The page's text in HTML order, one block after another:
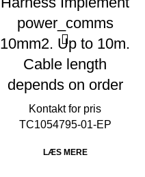
power_comms
10mm2. Up to 10m.
Cable length
depends on order
TC1054795-01-EP
LÆS MERE